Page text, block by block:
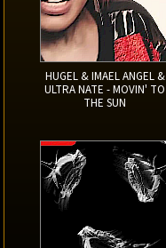
HUGEL & IMAEL ANGEL &
ULTRA NATE - MOVIN' TO
THE SUN